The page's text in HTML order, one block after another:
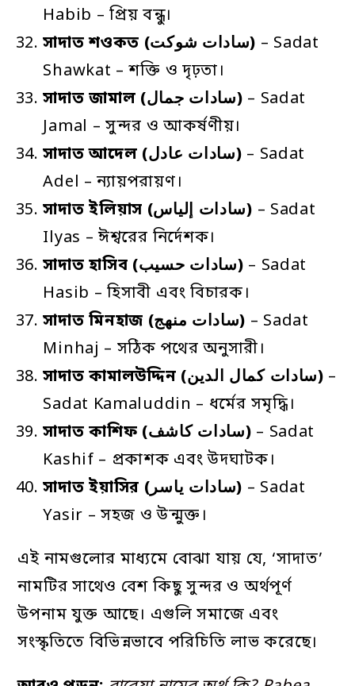
Habib – প্রিয় বন্ধু।
সাদাত শওকত (سادات شوكت) – Sadat
Shawkat – শক্তি ও দৃঢ়তা।
সাদাত জামাল (سادات جمال) – Sadat
Jamal – সুন্দর ও আকর্ষণীয়।
সাদাত আদেল (سادات عادل) – Sadat
Adel – ন্যায়পরায়ণ।
সাদাত ইলিয়াস (سادات إلياس) – Sadat
Ilyas – ঈশ্বরের নির্দেশক।
সাদাত হাসিব (سادات حسيب) – Sadat
Hasib – হিসাবী এবং বিচারক।
সাদাত মিনহাজ (سادات منهج) – Sadat
Minhaj – সঠিক পথের অনুসারী।
সাদাত কামালউদ্দিন (سادات كمال الدين) –
Sadat Kamaluddin – ধর্মের সমৃদ্ধি।
সাদাত কাশিফ (سادات كاشف) – Sadat
Kashif – প্রকাশক এবং উদঘাটক।
সাদাত ইয়াসির (سادات ياسر) – Sadat
Yasir – সহজ ও উন্মুক্ত।
এই নামগুলোর মাধ্যমে বোঝা যায় যে, ‘সাদাত’
নামটির সাথেও বেশ কিছু সুন্দর ও অর্থপূর্ণ
উপনাম যুক্ত আছে। এগুলি সমাজে এবং
সংস্কৃতিতে বিভিন্নভাবে পরিচিতি লাভ করেছে।